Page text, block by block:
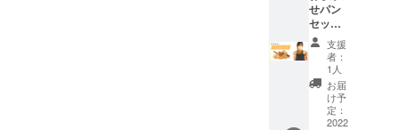
になり
ます ※
駐車ス
ペース
あり ※
最寄
駅：JR
飯田線
クール
便でお
届けし
ます 解
凍後、
すぐに
食べて
くださ
い（取
せパン
セット
（送料
込） 低
糖質パ
ン、高
波動食
パンな
ど、お
支援
者：
1人
お届
け予
定：
2022